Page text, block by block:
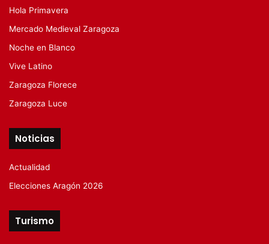
Hola Primavera
Mercado Medieval Zaragoza
Noche en Blanco
Vive Latino
Zaragoza Florece
Zaragoza Luce
Noticias
Actualidad
Elecciones Aragón 2026
Turismo